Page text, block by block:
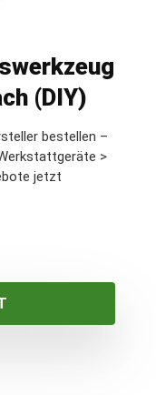
(DIY)
bestellen –
>
jetzt